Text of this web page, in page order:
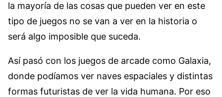
la mayoría de las cosas que pueden ver en este
tipo de juegos no se van a ver en la historia o
será algo imposible que suceda.
Así pasó con los juegos de arcade como Galaxia,
donde podíamos ver naves espaciales y distintas
formas futuristas de ver la vida humana. Por eso